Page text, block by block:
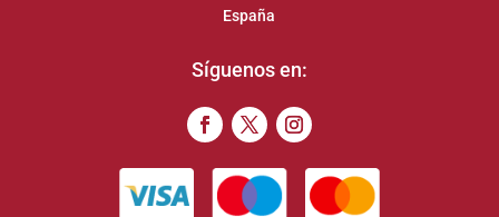
España
Síguenos en: